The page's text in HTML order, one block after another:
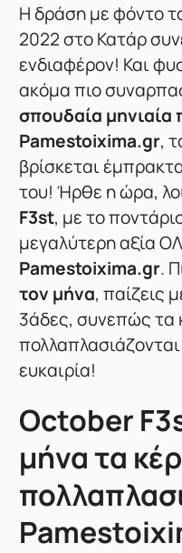
Η δράση με φόντο
2022 στο Κατάρ
ενδιαφέρον! Και
ακόμα πιο
σπουδαία
Pamestoixima.gr,
βρίσκεται
του! Ήρθε η ώρα,
F3st, με το
μεγαλύτερη αξία
Pamestoixima.gr.
τον μήνα, παίζεις
3άδες, συνεπώς τα
ευκαιρία!
October
μήνα τα